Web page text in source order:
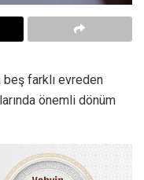
beş farklı evreden
önemli dönüm